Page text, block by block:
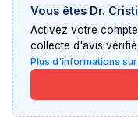
Vous êtes Dr.
Activez votre
collecte d'avis
Plus d'informations